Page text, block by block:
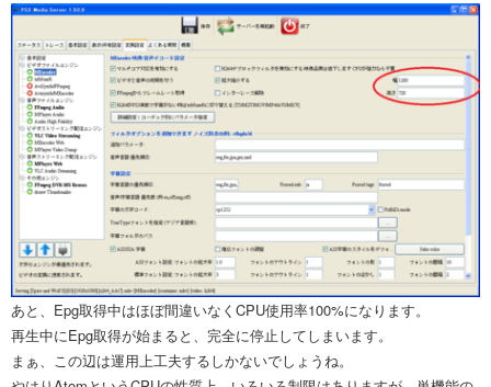
あと、Epg取得中はほぼ間違いなくCPU使用率100%になります。
再生中にEpg取得が始まると、完全に停止してしまいます。
まぁ、この辺は運用上工夫するしかないでしょうね。